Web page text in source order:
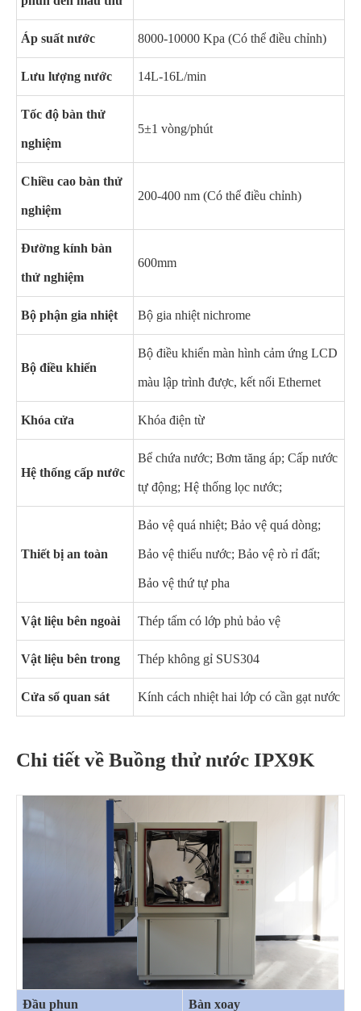
Áp suất nước 8000-10000 Kpa (Có thể điều chỉnh)
Lưu lượng nước 14L-16L/min
Tốc độ bàn thử
nghiệm
5±1 vòng/phút
Chiều cao bàn thử
nghiệm
200-400 nm (Có thể điều chỉnh)
Đường kính bàn
thử nghiệm
600mm
Bộ phận gia nhiệt Bộ gia nhiệt nichrome
Bộ điều khiển
Bộ điều khiển màn hình cảm ứng LCD
màu lập trình được, kết nối Ethernet
Khóa cửa Khóa điện từ
Hệ thống cấp nước
Bể chứa nước; Bơm tăng áp; Cấp nước
tự động; Hệ thống lọc nước;
Thiết bị an toàn
Bảo vệ quá nhiệt; Bảo vệ quá dòng;
Bảo vệ thiếu nước; Bảo vệ rò rỉ đất;
Bảo vệ thứ tự pha
Vật liệu bên ngoài Thép tấm có lớp phủ bảo vệ
Vật liệu bên trong Thép không gỉ SUS304
Cửa sổ quan sát Kính cách nhiệt hai lớp có cần gạt nước
Chi tiết về Buồng thử nước IPX9K
Đầu phun Bàn xoay